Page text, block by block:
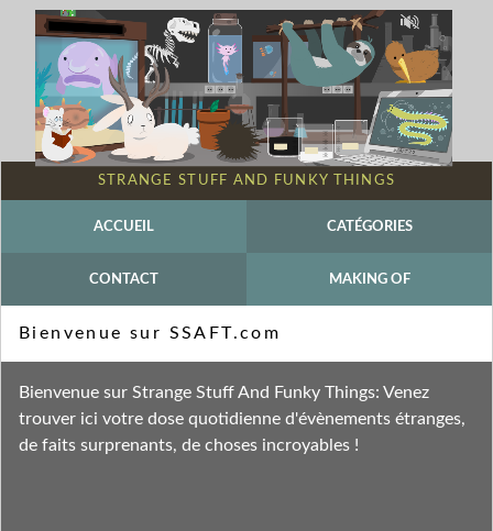
STRANGE STUFF AND FUNKY THINGS
ACCUEIL CATÉGORIES
CONTACT MAKING OF
Fil des commentaires
Bienvenue sur SSAFT.com
Bienvenue sur Strange Stuff And Funky Things: Venez
trouver ici votre dose quotidienne d'évènements étranges,
de faits surprenants, de choses incroyables !